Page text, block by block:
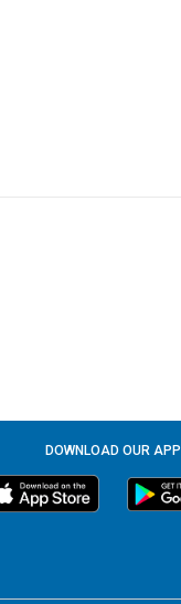
DOWNLOAD OUR APP